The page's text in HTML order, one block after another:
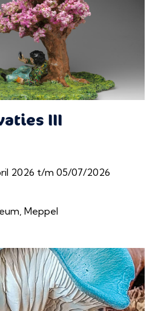
III
2026 t/m 05/07/2026
Meppel